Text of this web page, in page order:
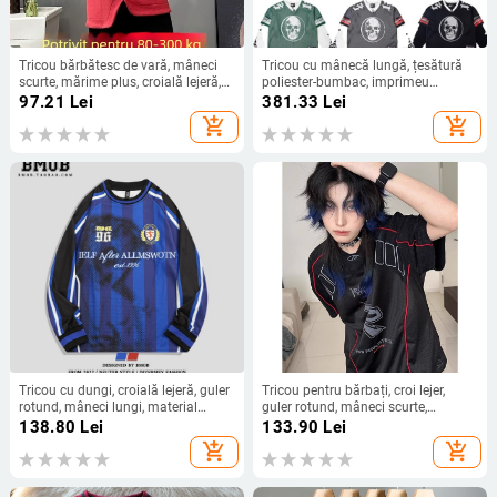
Tricou bărbătesc de vară, mâneci
scurte, mărime plus, croială lejeră,
guler rotund
97.21 Lei
add_shopping_cart
Tricou cu mânecă lungă, țesătură
poliester-bumbac, imprimeu
Skeleton Demon, croială lejeră, guler
rotund, pentru bărbați adulți, toate
anotimpurile
381.33 Lei
add_shopping_cart
Tricou cu dungi, croială lejeră, guler
rotund, mâneci lungi, material
poliester
138.80 Lei
add_shopping_cart
Tricou pentru bărbați, croi lejer,
guler rotund, mâneci scurte,
țesătură subțire (Primăvara 2025)
133.90 Lei
add_shopping_cart